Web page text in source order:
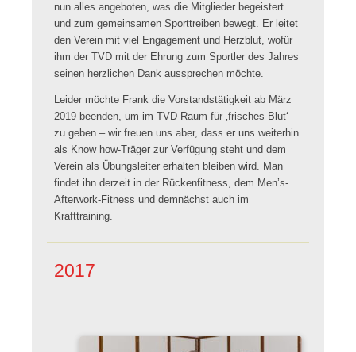
nun alles angeboten, was die Mitglieder begeistert
und zum gemeinsamen Sporttreiben bewegt. Er leitet
den Verein mit viel Engagement und Herzblut, wofür
ihm der TVD mit der Ehrung zum Sportler des Jahres
seinen herzlichen Dank aussprechen möchte.
Leider möchte Frank die Vorstandstätigkeit ab März
2019 beenden, um im TVD Raum für ‚frisches Blut‘
zu geben – wir freuen uns aber, dass er uns weiterhin
als Know how-Träger zur Verfügung steht und dem
Verein als Übungsleiter erhalten bleiben wird. Man
findet ihn derzeit in der Rückenfitness, dem Men’s-
Afterwork-Fitness und demnächst auch im
Krafttraining.
2017